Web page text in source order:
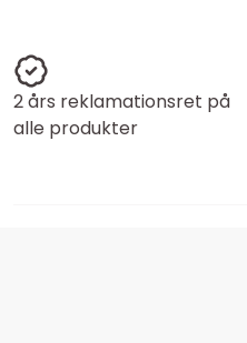
2 års reklamationsret på
alle produkter